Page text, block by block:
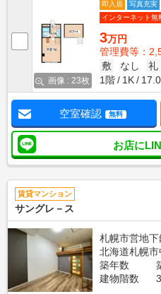
画像 : 23枚
即入居 写真充実
インターネット無
3万円
管理費等：
敷
なし 礼
1階
1K
空室確認 無料
お店に
賃貸マンション
サングレ－ス
札幌市営地
北海道札幌
築年数
建物階数